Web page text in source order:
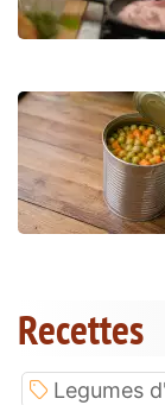
Recettes
Legumes